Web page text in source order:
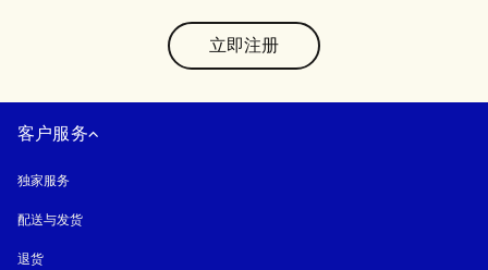
立即注册
客户服务
独家服务
配送与发货
退货